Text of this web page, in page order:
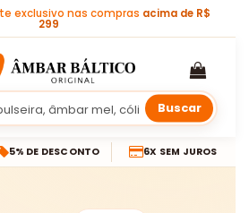
exclusivo nas compras acima de R$
299
Buscar
5% DE DESCONTO 6X SEM JUROS